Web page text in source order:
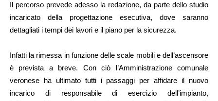
Il percorso prevede adesso la redazione, da parte dello studio
incaricato della progettazione esecutiva, dove saranno
dettagliati i tempi dei lavori e il piano per la sicurezza.
Infatti la rimessa in funzione delle scale mobili e dell’ascensore
è prevista a breve. Con ciò l’Amministrazione comunale
veronese ha ultimato tutti i passaggi per affidare il nuovo
incarico di responsabile di esercizio dell’impianto,